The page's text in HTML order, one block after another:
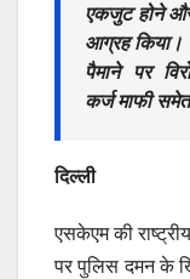
एकजुट होने और
आग्रह किया।
पैमाने पर
कर्ज माफी
दिल्ली
एसकेएम की
पर पुलिस दमन के